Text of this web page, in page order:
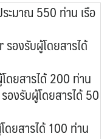
ะมาณ 550 ท่าน เรือ
องรับผู้โดยสารได้
ดยสารได้ 200 ท่าน
องรับผู้โดยสารได้ 50
ยสารได้ 100 ท่าน